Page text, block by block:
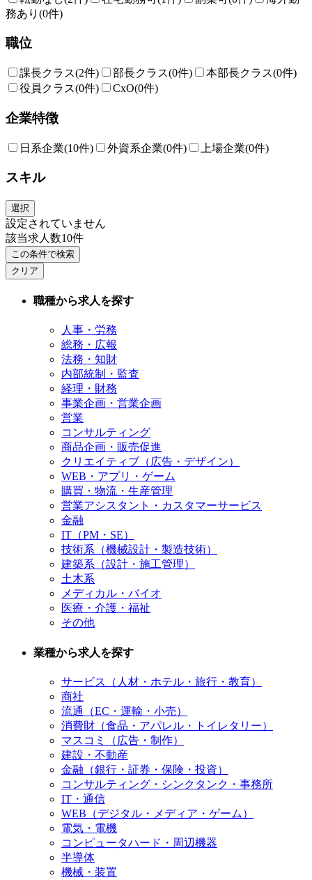
務あり (0件)
職位
課長クラス(2件) 部長クラス(0件) 本部長クラス(0件)
役員クラス(0件) CxO(0件)
企業特徴
日系企業(10件) 外資系企業(0件) 上場企業(0件)
スキル
選択
設定されていません
該当求人数10件
この条件で検索
クリア
職種から求人を探す
人事・労務
総務・広報
法務・知財
内部統制・監査
経理・財務
事業企画・営業企画
営業
コンサルティング
商品企画・販売促進
クリエイティブ（広告・デザイン）
WEB・アプリ・ゲーム
購買・物流・生産管理
営業アシスタント・カスタマーサービス
金融
IT（PM・SE）
技術系（機械設計・製造技術）
建築系（設計・施工管理）
土木系
メディカル・バイオ
医療・介護・福祉
その他
業種から求人を探す
サービス（人材・ホテル・旅行・教育）
商社
流通（EC・運輸・小売）
消費財（食品・アパレル・トイレタリー）
マスコミ（広告・制作）
建設・不動産
金融（銀行・証券・保険・投資）
コンサルティング・シンクタンク・事務所
IT・通信
WEB（デジタル・メディア・ゲーム）
電気・電機
コンピュータハード・周辺機器
半導体
機械・装置